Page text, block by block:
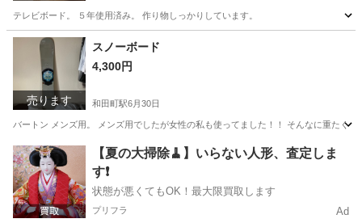
テレビボード。 ５年使用済み。 作り物しっかりしています。
神奈川 横浜市 和田町駅
売ります
スノーボード
4,300円
和田町駅6月30日
バートン メンズ用。 メンズ用でしたが女性の私も使ってました！！ そんなに重たく
神奈川 和田町駅 スノーボード バートン
【夏の大掃除🧹】いらない人形、査定しま
す❗️
状態が悪くてもOK！最大限買取します
プリフラ Ad